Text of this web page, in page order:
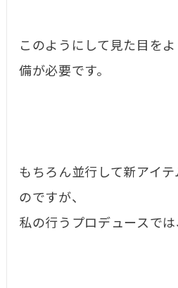
このようにして見た目を
備が必要です。
もちろん並行して新アイテ
のですが、
私の行うプロデュースでは